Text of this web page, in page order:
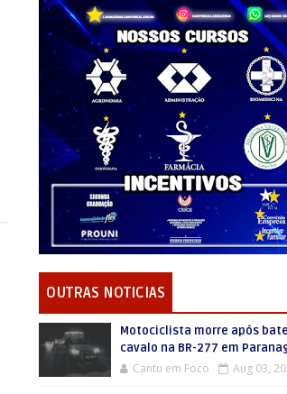
OUTRAS NOTICIAS
Motociclista morre após
cavalo na BR-277 em
Cantu em Foco Aug 03,